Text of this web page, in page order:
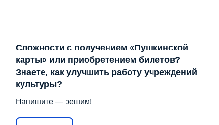
Сложности с получением «Пушкинской
карты» или приобретением билетов?
Знаете, как улучшить работу учреждений
культуры?
Напишите — решим!